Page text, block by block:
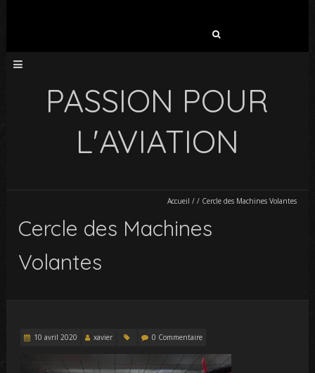
PASSION POUR
L'AVIATION
Accueil / / Cercle des Machines Volantes
Cercle des Machines
Volantes
10 avril 2020 xavier 0 Commentaire